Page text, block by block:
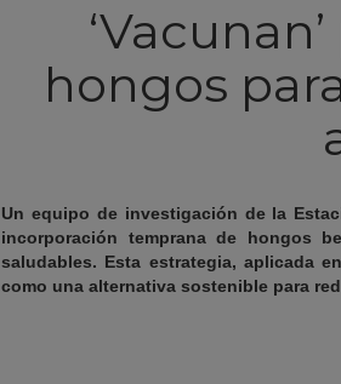
hongos
Un equipo de investigación de la
incorporación temprana de hongos
saludables. Esta estrategia, aplicada
como una alternativa sostenible para